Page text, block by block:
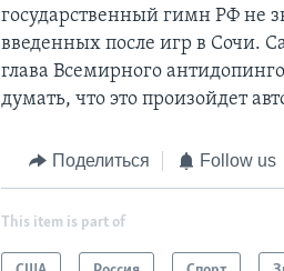
государственный гимн РФ не
введенных после игр в Сочи.
глава Всемирного
думать, что это произойдет
Поделиться Follow us
This item is part of